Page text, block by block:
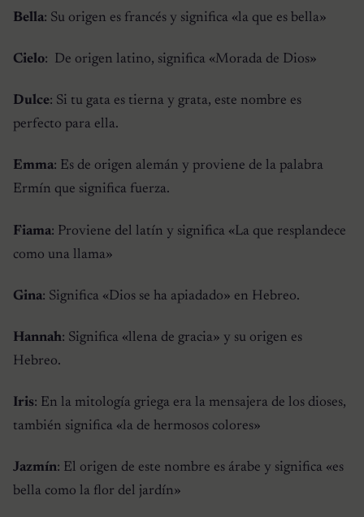
Bella: Su origen es francés y significa «la que es bella»
Cielo: De origen latino, significa «Morada de Dios»
Dulce: Si tu gata es tierna y grata, este nombre es
perfecto para ella.
Emma: Es de origen alemán y proviene de la palabra
Ermín que significa fuerza.
Fiama: Proviene del latín y significa «La que resplandece
como una llama»
Gina: Significa «Dios se ha apiadado» en Hebreo.
Hannah: Significa «llena de gracia» y su origen es
Hebreo.
Iris: En la mitología griega era la mensajera de los dioses,
también significa «la de hermosos colores»
Jazmín: El origen de este nombre es árabe y significa «es
bella como la flor del jardín»